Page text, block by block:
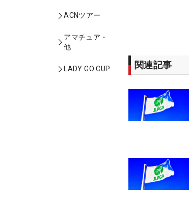
ACNツアー
アマチュア・
他
LADY GO CUP 関連記事